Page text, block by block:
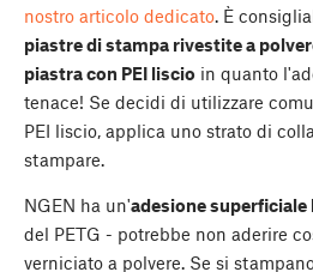
nostro articolo dedicato. È
piastre di stampa rivestite a
piastra con PEI liscio in quanto
tenace! Se decidi di utilizzare
PEI liscio, applica uno strato di
stampare.
NGEN ha un'adesione
del PETG - potrebbe non aderire
verniciato a polvere. Se si